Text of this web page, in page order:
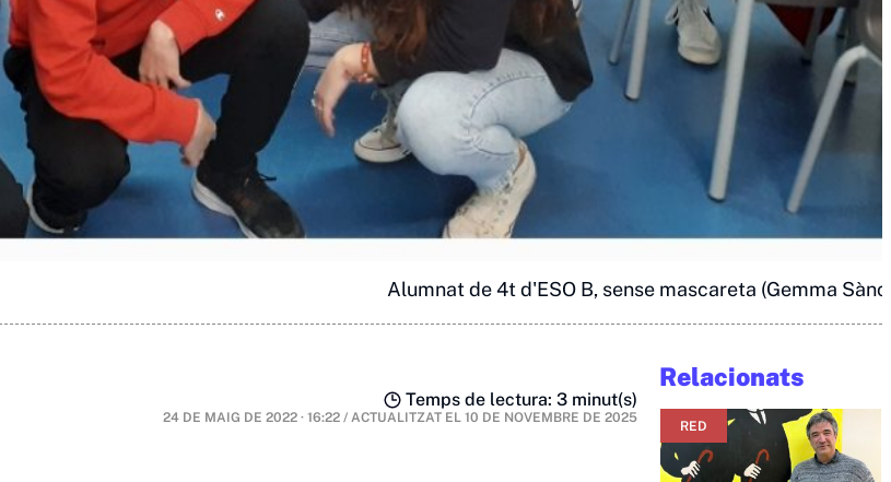
Alumnat de 4t d'ESO B, sense mascareta (Gemma
Temps de lectura: 3 minut(s)
24 DE MAIG DE 2022 · 16:22 / ACTUALITZAT EL 10 DE NOVEMBRE DE 2025
Relacionats
RED